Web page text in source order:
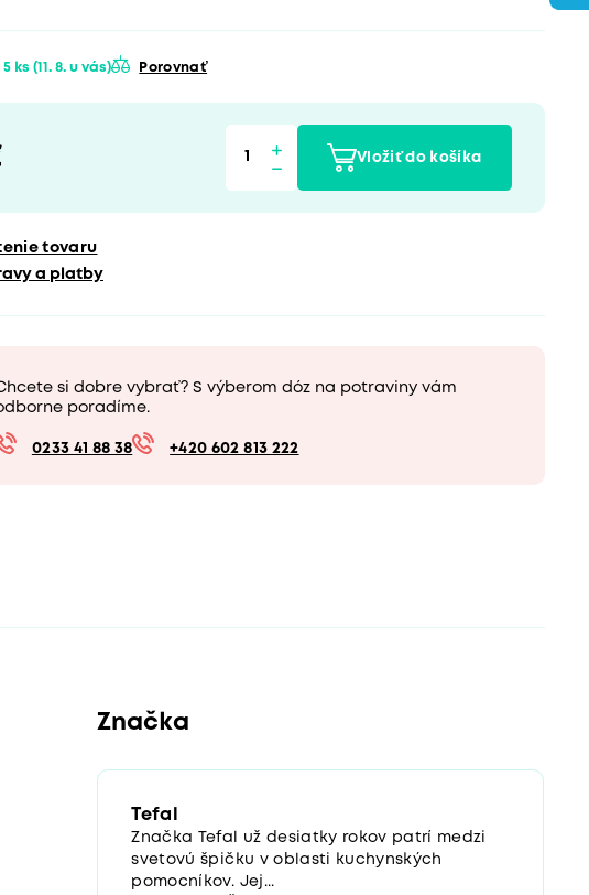
5 ks (11. 8. u vás) Porovnať
Vložiť do košíka
tovaru
a platby
si dobre vybrať? S výberom dóz na potraviny vám
poradíme.
0233 41 88 38 +420 602 813 222
Značka
Tefal
Značka Tefal už desiatky rokov patrí medzi
svetovú špičku v oblasti kuchynských
pomocníkov. Jej...